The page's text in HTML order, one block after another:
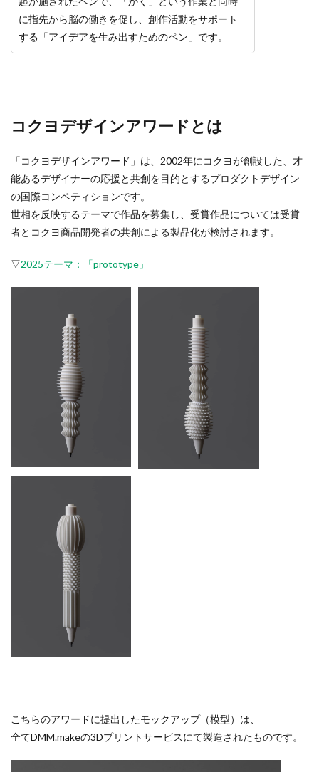
に指先から脳の働きを促し、創作活動をサポート
する「アイデアを生み出すためのペン」です。
コクヨデザインアワードとは
「コクヨデザインアワード」は、2002年にコクヨが創設した、才
能あるデザイナーの応援と共創を目的とするプロダクトデザイン
の国際コンペティションです。
世相を反映するテーマで作品を募集し、受賞作品については受賞
者とコクヨ商品開発者の共創による製品化が検討されます。
▽2025テーマ：「prototype」
こちらのアワードに提出したモックアップ（模型）は、
全てDMM.makeの3Dプリントサービスにて製造されたものです。